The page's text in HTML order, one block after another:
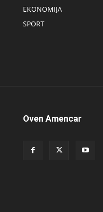
EKONOMIJA
SPORT
Oven Amencar